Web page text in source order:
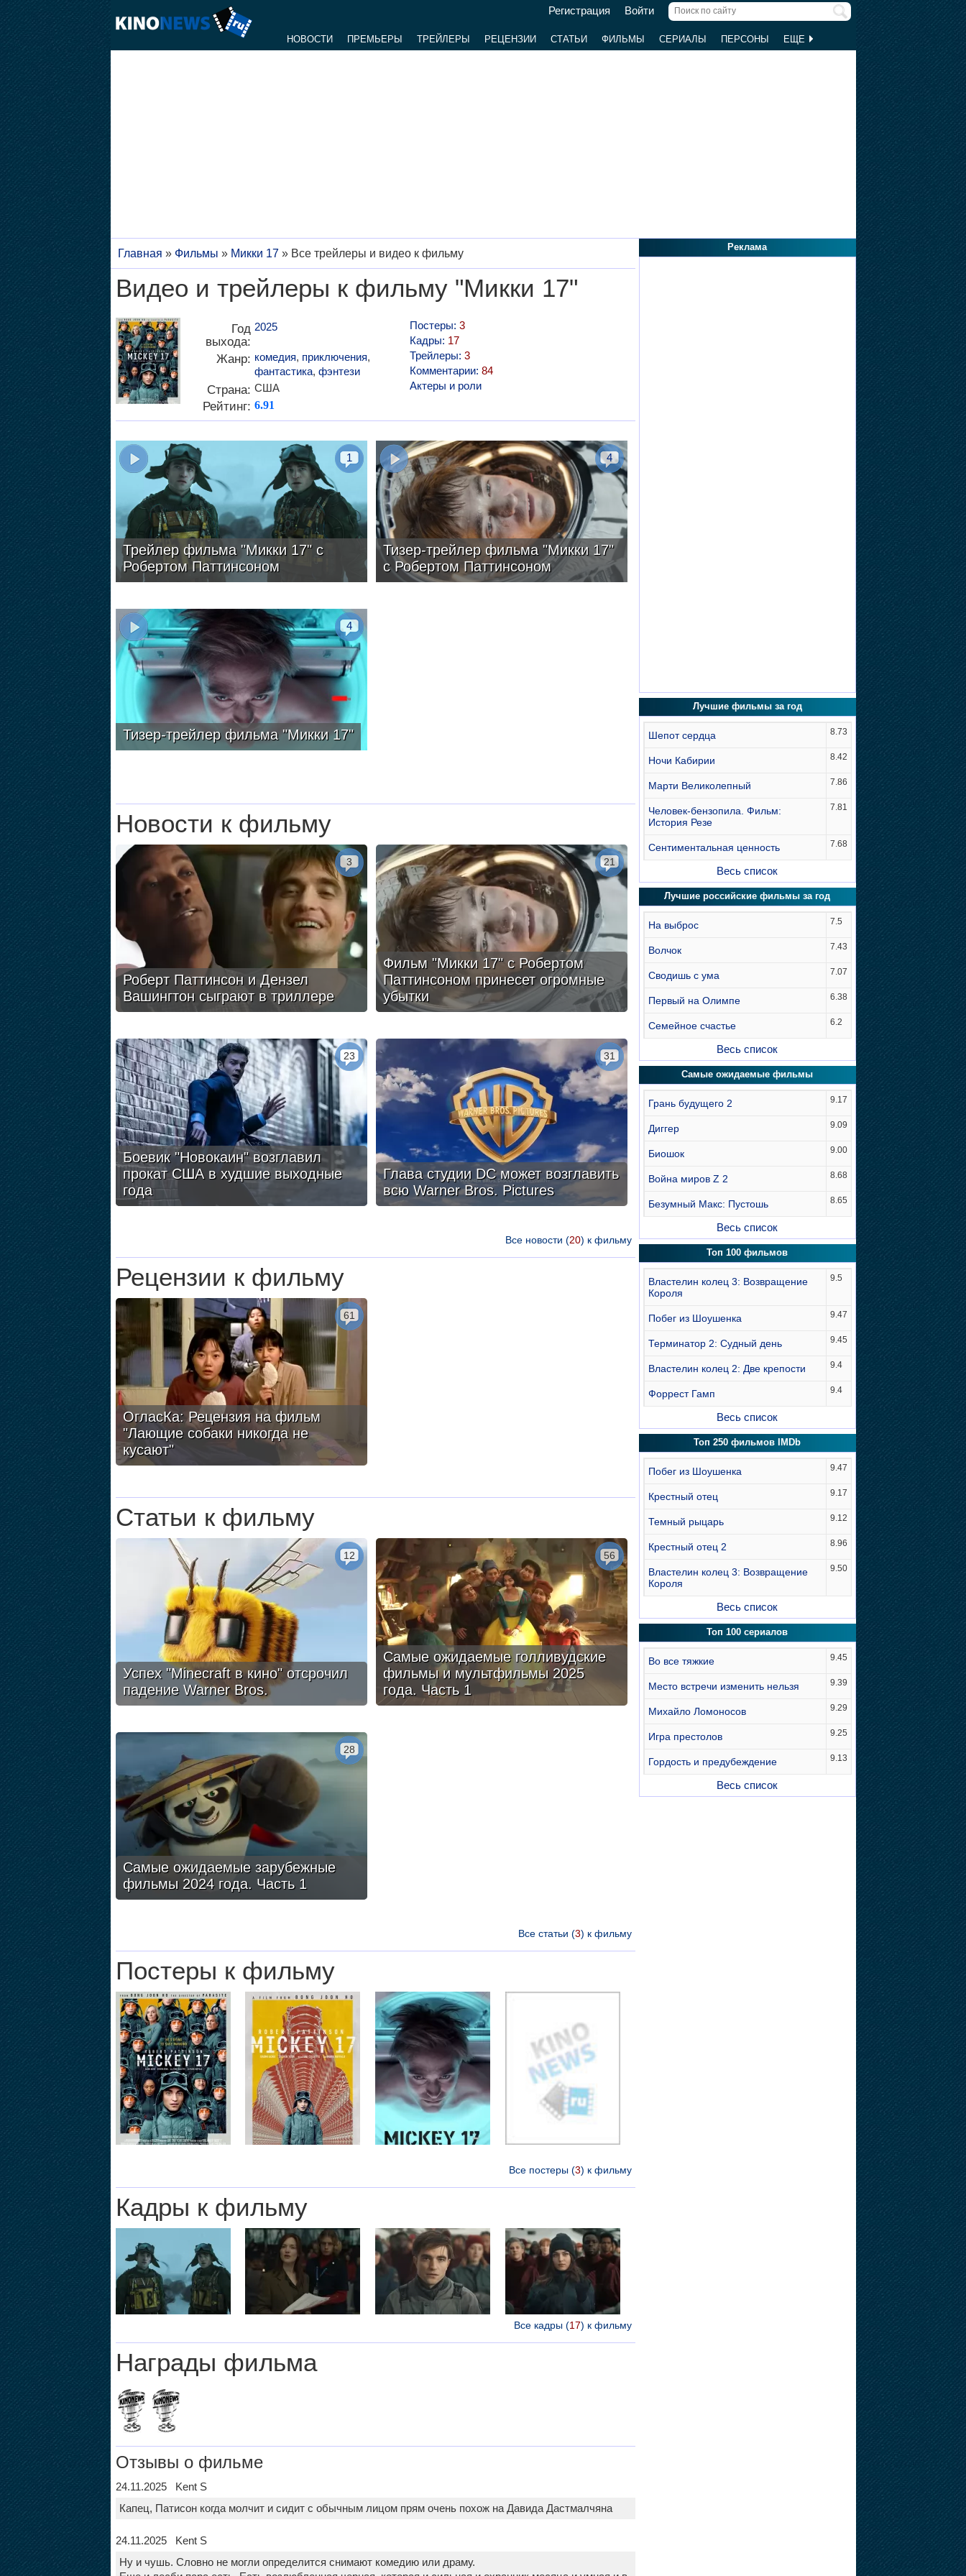
Регистрация Войти
НОВОСТИ ПРЕМЬЕРЫ ТРЕЙЛЕРЫ РЕЦЕНЗИИ СТАТЬИ ФИЛЬМЫ СЕРИАЛЫ ПЕРСОНЫ ЕЩЕ
Главная » Фильмы » Микки 17» Все трейлеры и видео к фильму
Видео и трейлеры к фильму "Микки 17"
Год
выхода:
2025
Жанр: комедия, приключения,
фантастика, фэнтези
Страна: США
Рейтинг: 6.91
Постеры: 3
Кадры: 17
Трейлеры: 3
Комментарии: 84
Актеры и роли
Трейлер фильма "Микки 17" с
Робертом Паттинсоном
1
Тизер-трейлер фильма "Микки 17"
с Робертом Паттинсоном
4
Тизер-трейлер фильма "Микки 17"
4
Новости к фильму
Роберт Паттинсон и Дензел
Вашингтон сыграют в триллере
3
Фильм "Микки 17" с Робертом
Паттинсоном принесет огромные
убытки
21
Боевик "Новокаин" возглавил
прокат США в худшие выходные
года
23
Глава студии DC может возглавить
всю Warner Bros. Pictures
31
Все новости (20) к фильму
Рецензии к фильму
ОгласКа: Рецензия на фильм
"Лающие собаки никогда не
кусают"
61
Статьи к фильму
Успех "Minecraft в кино" отсрочил
падение Warner Bros.
12
Самые ожидаемые голливудские
фильмы и мультфильмы 2025
года. Часть 1
56
Самые ожидаемые зарубежные
фильмы 2024 года. Часть 1
28
Все статьи (3) к фильму
Постеры к фильму
Все постеры (3) к фильму
Кадры к фильму
Все кадры (17) к фильму
Награды фильма
Отзывы о фильме
24.11.2025 Kent S
Капец, Патисон когда молчит и сидит с обычным лицом прям очень похож на Давида Дастмалчяна
24.11.2025 Kent S
Ну и чушь. Словно не могли определится снимают комедию или драму.
Реклама
Лучшие фильмы за год
Шепот сердца 8.73
Ночи Кабирии 8.42
Марти Великолепный 7.86
Человек-бензопила. Фильм:
История Резе
7.81
Сентиментальная ценность 7.68
Весь список
Лучшие российские фильмы за год
На выброс 7.5
Волчок 7.43
Сводишь с ума 7.07
Первый на Олимпе 6.38
Семейное счастье 6.2
Весь список
Самые ожидаемые фильмы
Грань будущего 2 9.17
Диггер 9.09
Биошок 9.00
Война миров Z 2 8.68
Безумный Макс: Пустошь 8.65
Весь список
Топ 100 фильмов
Властелин колец 3: Возвращение
Короля
9.5
Побег из Шоушенка 9.47
Терминатор 2: Судный день 9.45
Властелин колец 2: Две крепости 9.4
Форрест Гамп 9.4
Весь список
Топ 250 фильмов IMDb
Побег из Шоушенка 9.47
Крестный отец 9.17
Темный рыцарь 9.12
Крестный отец 2 8.96
Властелин колец 3: Возвращение
Короля
9.50
Весь список
Топ 100 сериалов
Во все тяжкие 9.45
Место встречи изменить нельзя 9.39
Михайло Ломоносов 9.29
Игра престолов 9.25
Гордость и предубеждение 9.13
Весь список